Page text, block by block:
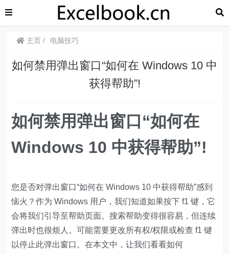
主页 电脑技巧
​​如何禁用弹出窗口“如何在 Windows 10 中
获得帮助”!
如何禁用弹出窗口“如何在
Windows 10 中获得帮助”!
您是否对弹出窗口“如何在 Windows 10 中获得帮助”感到
恼火？作为 Windows 用户，我们知道如果按下 f1 键，它
会将我们引导至帮助页面。搜索帮助变得很容易，但连续
弹出时也很烦人。可能需要更改所有权/权限或检查 f1 键
以停止此弹出窗口。在本文中，让我们看看如何